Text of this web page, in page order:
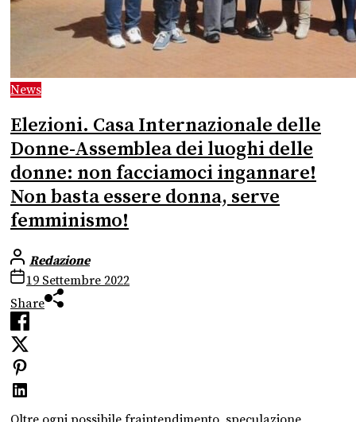
News
Elezioni. Casa Internazionale delle
Donne-Assemblea dei luoghi delle
donne: non facciamoci ingannare!
Non basta essere donna, serve
femminismo!
Redazione
19 Settembre 2022
Share